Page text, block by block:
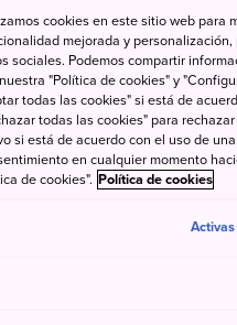
cookies en este sitio web para
mejorada y personalización,
sociales. Podemos compartir
"Política de cookies" y
todas las cookies" si está de
todas las cookies" para
si está de acuerdo con el uso de
en cualquier momento
de cookies". Política de cookies